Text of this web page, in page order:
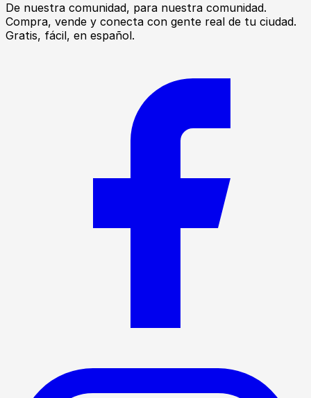
De nuestra comunidad, para nuestra comunidad.
Compra, vende y conecta con gente real de tu ciudad.
Gratis, fácil, en español.